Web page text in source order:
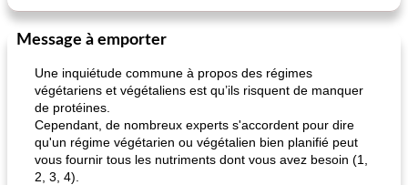
Message à emporter
Une inquiétude commune à propos des régimes
végétariens et végétaliens est qu’ils risquent de manquer
de protéines.
Cependant, de nombreux experts s'accordent pour dire
qu'un régime végétarien ou végétalien bien planifié peut
vous fournir tous les nutriments dont vous avez besoin (1,
2, 3, 4).